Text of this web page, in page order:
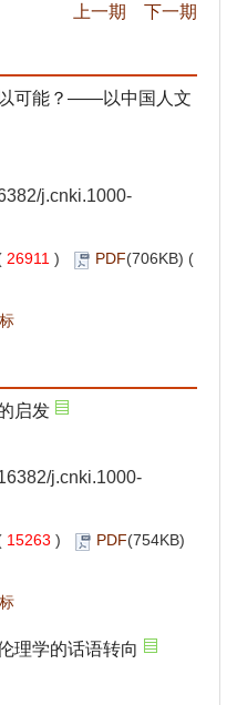
上一期
下一期
可能？——以中国人文
j.cnki.1000-
26911 ) PDF(706KB) (
启发
j.cnki.1000-
15263 ) PDF(754KB)
理学的话语转向